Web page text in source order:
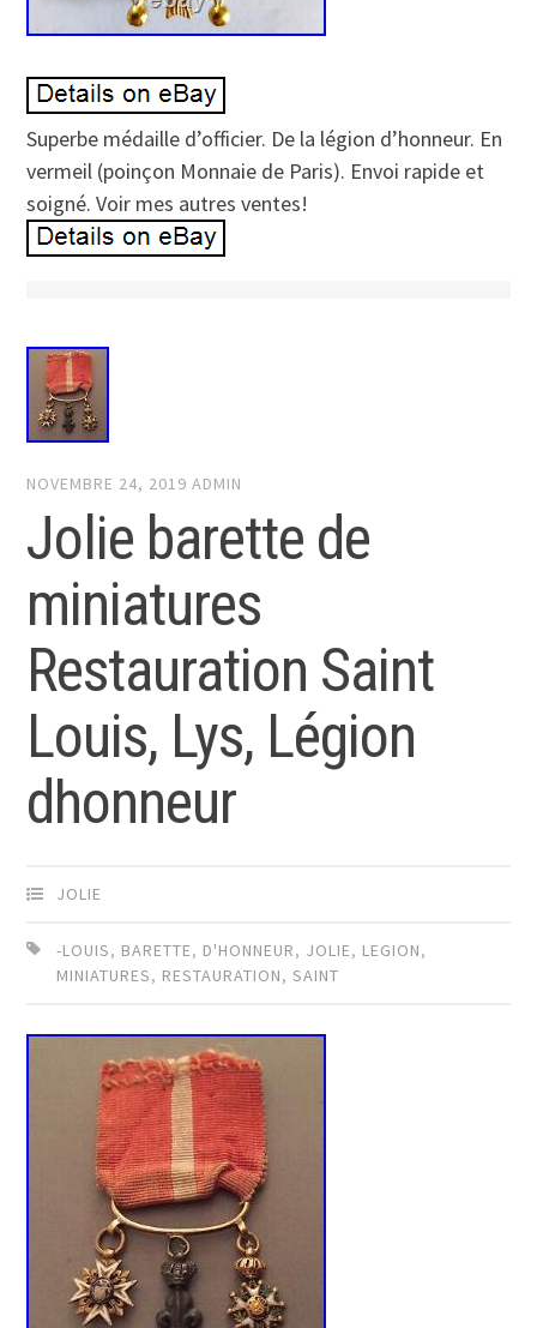
Superbe médaille d’officier. De la légion d’honneur. En
vermeil (poinçon Monnaie de Paris). Envoi rapide et
soigné. Voir mes autres ventes!
NOVEMBRE 24, 2019 ADMIN
Jolie barette de
miniatures
Restauration Saint
Louis, Lys, Légion
dhonneur
JOLIE
-LOUIS, BARETTE, D'HONNEUR, JOLIE, LEGION,
MINIATURES, RESTAURATION,SAINT